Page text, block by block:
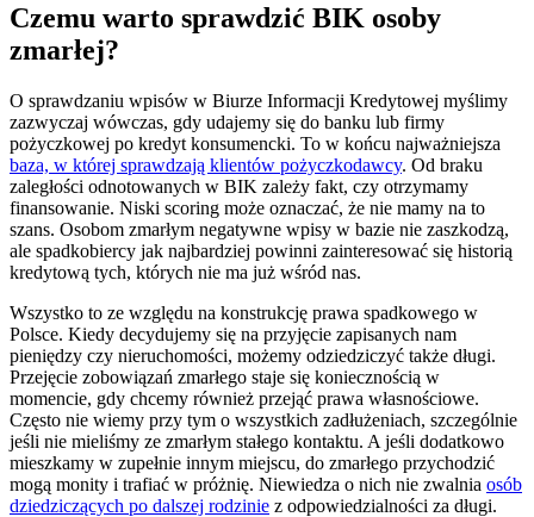
Czemu warto sprawdzić BIK osoby
zmarłej?
O sprawdzaniu wpisów w Biurze Informacji Kredytowej myślimy
zazwyczaj wówczas, gdy udajemy się do banku lub firmy
pożyczkowej po kredyt konsumencki. To w końcu najważniejsza
baza, w której sprawdzają klientów pożyczkodawcy. Od braku
zaległości odnotowanych w BIK zależy fakt, czy otrzymamy
finansowanie. Niski scoring może oznaczać, że nie mamy na to
szans. Osobom zmarłym negatywne wpisy w bazie nie zaszkodzą,
ale spadkobiercy jak najbardziej powinni zainteresować się historią
kredytową tych, których nie ma już wśród nas.
Wszystko to ze względu na konstrukcję prawa spadkowego w
Polsce. Kiedy decydujemy się na przyjęcie zapisanych nam
pieniędzy czy nieruchomości, możemy odziedziczyć także długi.
Przejęcie zobowiązań zmarłego staje się koniecznością w
momencie, gdy chcemy również przejąć prawa własnościowe.
Często nie wiemy przy tym o wszystkich zadłużeniach, szczególnie
jeśli nie mieliśmy ze zmarłym stałego kontaktu. A jeśli dodatkowo
mieszkamy w zupełnie innym miejscu, do zmarłego przychodzić
mogą monity i trafiać w próżnię. Niewiedza o nich nie zwalnia osób
dziedziczących po dalszej rodzinie z odpowiedzialności za długi.